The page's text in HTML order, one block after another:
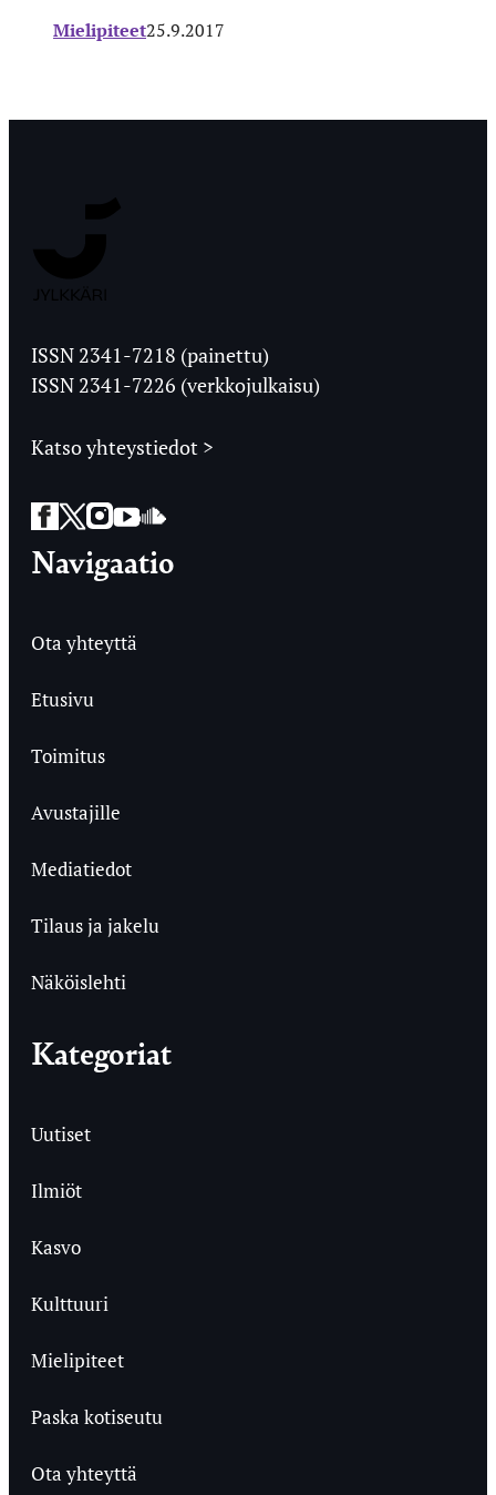
Mielipiteet25.9.2017
Ylioppilaslehti
ISSN 2341-7218 (painettu)
ISSN 2341-7226 (verkkojulkaisu)
Katso yhteystiedot >
Facebook
Twitter
Instagram
YouTube
SoundCloud
Navigaatio
Ota yhteyttä
Etusivu
Toimitus
Avustajille
Mediatiedot
Tilaus ja jakelu
Näköislehti
Kategoriat
Uutiset
Ilmiöt
Kasvo
Kulttuuri
Mielipiteet
Paska kotiseutu
Ota yhteyttä